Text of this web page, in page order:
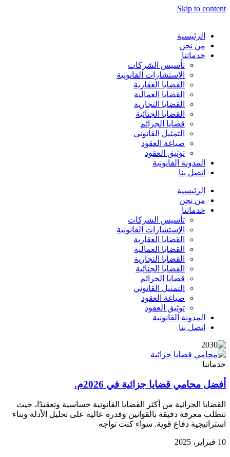
Skip to content
الرئيسية
من نحن
خدماتنا
تأسيس الشركات
الإستشارات القانونية
القضايا العقارية
القضايا العمالية
القضايا التجارية
القضايا الجنائية
قضايا الجرائم
التمثيل القانوني
صياغة العقود
توثيق العقود
المدونة القانونية
اتصل بنا
الرئيسية
من نحن
خدماتنا
تأسيس الشركات
الإستشارات القانونية
القضايا العقارية
القضايا العمالية
القضايا التجارية
القضايا الجنائية
قضايا الجرائم
التمثيل القانوني
صياغة العقود
توثيق العقود
المدونة القانونية
اتصل بنا
خدماتنا
أفضل محامي قضايا جزائية في 2026م.
القضايا الجزائية من أكثر القضايا القانونية حساسية وتعقيدًا، حيث
تتطلب معرفة دقيقة بالقوانين وقدرة عالية على تحليل الأدلة وبناء
استراتيجية دفاع قوية. سواء كنت تواجه
10 فبراير، 2025